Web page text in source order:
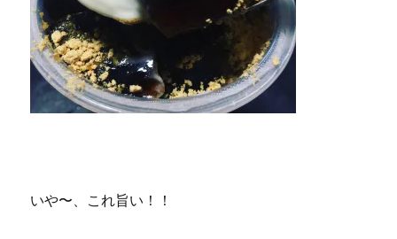
いや〜、これ旨い！！